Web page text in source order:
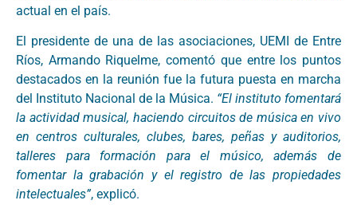
actual en el país.
El presidente de una de las asociaciones, UEMI de Entre
Ríos, Armando Riquelme, comentó que entre los puntos
destacados en la reunión fue la futura puesta en marcha
del Instituto Nacional de la Música. “El instituto fomentará
la actividad musical, haciendo circuitos de música en vivo
en centros culturales, clubes, bares, peñas y auditorios,
talleres para formación para el músico, además de
fomentar la grabación y el registro de las propiedades
intelectuales”, explicó.